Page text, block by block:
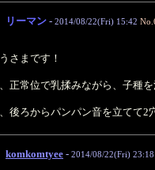
リーマン - 2014/08/22(Fri) 15:42
さまです！
正常位で乳揉みながら、子種
後ろからパンパン音を立てて2
komkomtyee - 2014/08/22(Fri) 23:18